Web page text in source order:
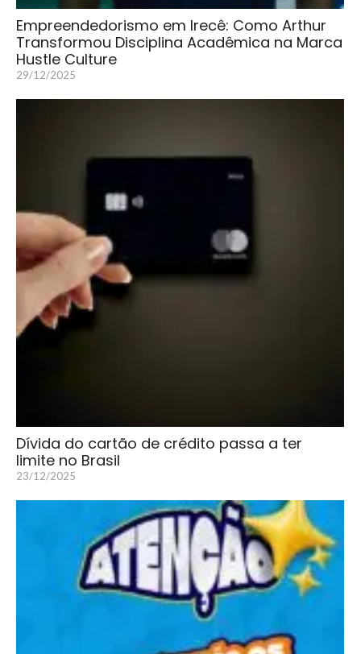
Empreendedorismo em Irecê: Como Arthur
Transformou Disciplina Acadêmica na Marca
Hustle Culture
29/12/2025
Dívida do cartão de crédito passa a ter
limite no Brasil
23/12/2025